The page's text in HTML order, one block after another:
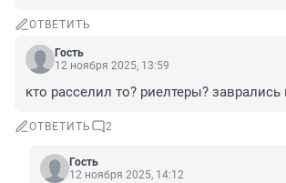
ОТВЕТИТЬ
Гость
12 ноября 2025, 13:59
кто расселил то? риелтеры?
ОТВЕТИТЬ 2
Гость
12 ноября 2025, 14:12